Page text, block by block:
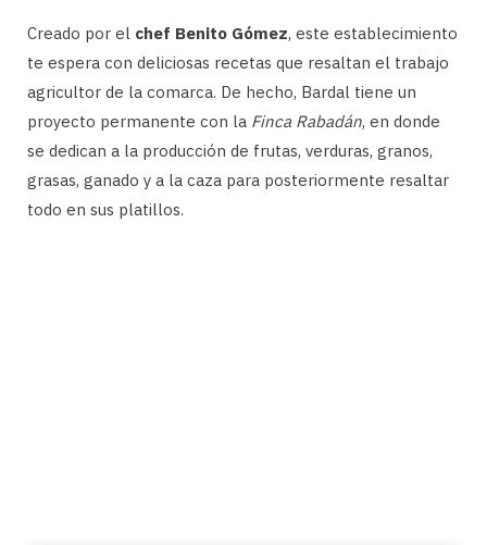
Creado por el chef Benito Gómez, este establecimiento
te espera con deliciosas recetas que resaltan el trabajo
agricultor de la comarca. De hecho, Bardal tiene un
proyecto permanente con la Finca Rabadán, en donde
se dedican a la producción de frutas, verduras, granos,
grasas, ganado y a la caza para posteriormente resaltar
todo en sus platillos.